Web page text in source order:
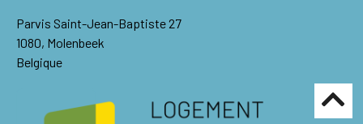
Parvis Saint-Jean-Baptiste 27
1080, Molenbeek
Belgique